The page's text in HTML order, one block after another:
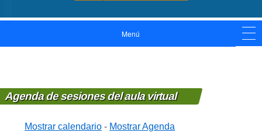
Menú
Agenda de sesiones del aula virtual
Mostrar calendario - Mostrar Agenda